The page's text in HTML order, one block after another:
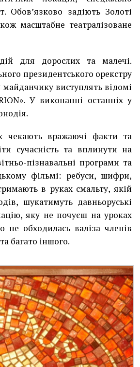
Обов’язково задіють Золоті
масштабне театралізоване
для дорослих та малечі.
президентського орекстру
майданчику виступлять відомі
У виконанні останніх у
чекають вражаючі факти та
сучасність та вплинути на
пізнавальні програми та
фільмі: ребуси, шифри,
в руках смальту, якій
шукатимуть давньоруські
яку не почуєш на уроках
не обходилась валіза членів
багато іншого.